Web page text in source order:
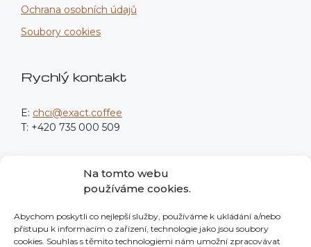
Na tomto webu
používáme cookies.
Abychom poskytli co nejlepší služby, používáme k ukládání a/nebo
přístupu k informacím o zařízení, technologie jako jsou soubory
cookies. Souhlas s těmito technologiemi nám umožní zpracovávat
Ochrana osobních údajů
Soubory cookies
Rychlý kontakt
E: chci@exact.coffee
T: +420 735 000 509
Fakturační údaje
Nové sady 988/2
602 00 Brno